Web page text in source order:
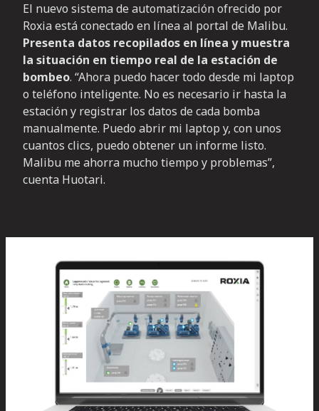
El nuevo sistema de automatización ofrecido por
Roxia está conectado en línea al portal de Malibu.
Presenta datos recopilados en línea y muestra
la situación en tiempo real de la estación de
bombeo. “Ahora puedo hacer todo desde mi laptop
o teléfono inteligente. No es necesario ir hasta la
estación y registrar los datos de cada bomba
manualmente. Puedo abrir mi laptop y, con unos
cuantos clics, puedo obtener un informe listo.
Malibu me ahorra mucho tiempo y problemas”,
cuenta Huotari.